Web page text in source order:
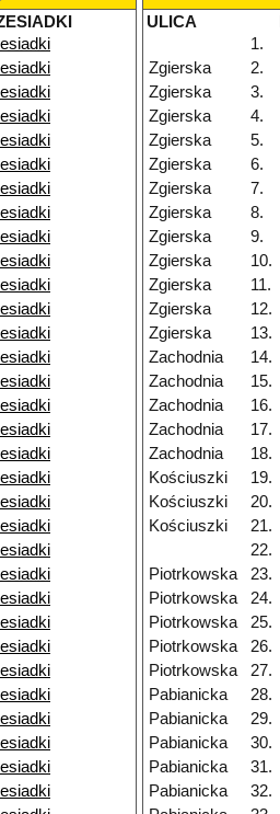
ULICA
1.
Zgierska
2.
Zgierska
3.
Zgierska
4.
Zgierska
5.
Zgierska
6.
Zgierska
7.
Zgierska
8.
Zgierska
9.
Zgierska
10.
Zgierska
11.
Zgierska
12.
Zgierska
13.
Zachodnia
14.
Zachodnia
15.
Zachodnia
16.
Zachodnia
17.
Zachodnia
18.
Kościuszki
19.
Kościuszki
20.
Kościuszki
21.
22.
Piotrkowska
23.
Piotrkowska
24.
Piotrkowska
25.
Piotrkowska
26.
Piotrkowska
27.
Pabianicka
28.
Pabianicka
29.
Pabianicka
30.
Pabianicka
31.
Pabianicka
32.